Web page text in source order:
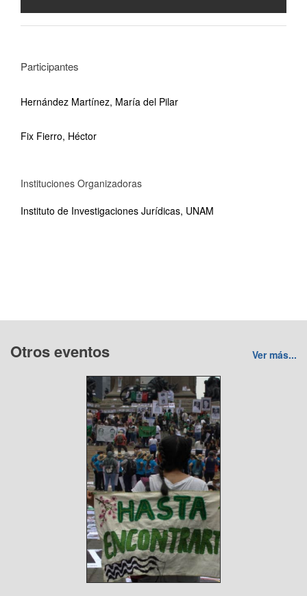
Participantes
Hernández Martínez, María del Pilar
Fix Fierro, Héctor
Instituciones Organizadoras
Instituto de Investigaciones Jurídicas, UNAM
Otros eventos Ver más...